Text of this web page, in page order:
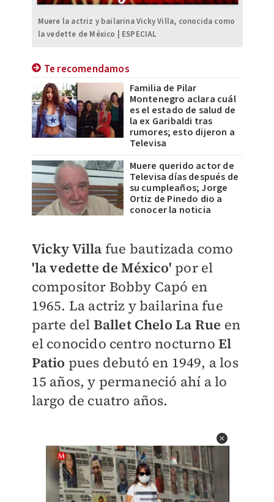
Muere la actriz y bailarina Vicky Villa, conocida como
la vedette de México | ESPECIAL
Te recomendamos
Familia de Pilar
Montenegro aclara cuál
es el estado de salud de
la ex Garibaldi tras
rumores; esto dijeron a
Televisa
Muere querido actor de
Televisa días después de
su cumpleaños; Jorge
Ortiz de Pinedo dio a
conocer la noticia
​Vicky Villa fue bautizada como
'la vedette de México' por el
compositor Bobby Capó en
1965. La actriz y bailarina fue
parte del Ballet Chelo La Rue en
el conocido centro nocturno El
Patio pues debutó en 1949, a los
15 años, y permaneció ahí a lo
largo de cuatro años.